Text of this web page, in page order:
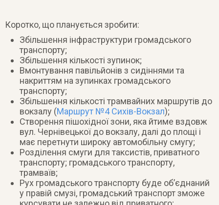
Коротко, що планується зробити:
Збільшення інфраструктури громадського
транспорту;
Збільшення кількості зупинок;
Вмонтування павільйонів з сидіннями та
накриттям на зупинках громадського
транспорту;
Збільшення кількості трамвайних маршрутів до
вокзалу (Маршрут №4 Сихів-Вокзал);
Створення пішохідної зони, яка йтиме вздовж
вул. Чернівецької до вокзалу, далі до площі і
має перетнути широку автомобільну смугу;
Розділення смуги для таксистів, приватного
транспорту; громадського транспорту,
трамваїв;
Рух громадського транспорту буде об’єднаний
у правій смузі, громадський транспорт зможе